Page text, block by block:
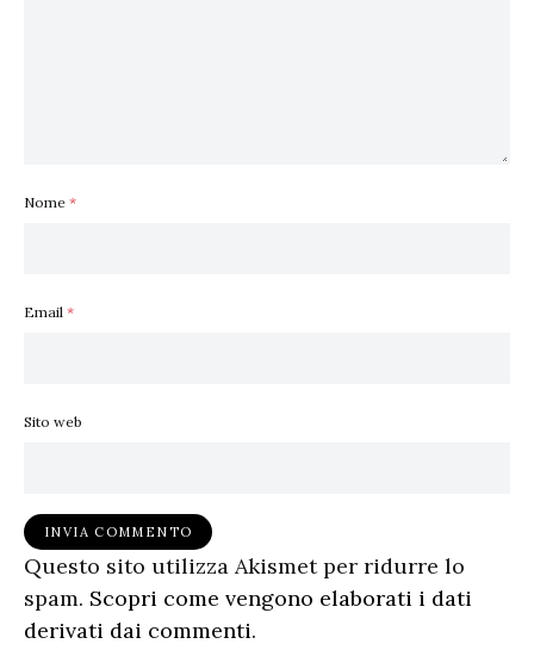
Nome *
Email *
Sito web
Questo sito utilizza Akismet per ridurre lo
spam. Scopri come vengono elaborati i dati
derivati dai commenti.